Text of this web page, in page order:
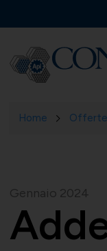
Home Offerte
Gennaio 2024